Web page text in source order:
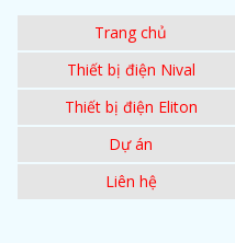
Trang chủ
Thiết bị điện Nival
Thiết bị điện Eliton
Dự án
Liên hệ